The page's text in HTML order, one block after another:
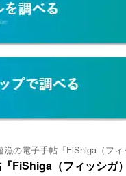
漁の電子手帖『FiShiga（フィ
FiShiga（フィッシガ